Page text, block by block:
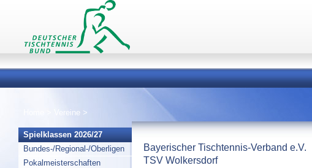
Vereine >
Spielklassen 2026/27
Bundes-/Regional-/Oberligen
Pokalmeisterschaften
Bayerischer Tischtennis-Verband e.V.
TSV Wolkersdorf